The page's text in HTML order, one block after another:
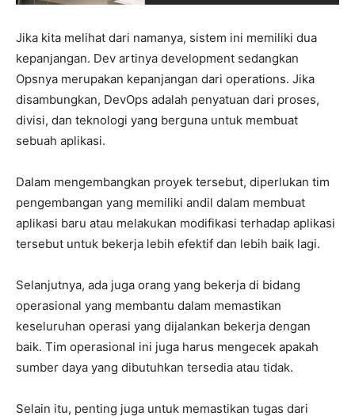
Jika kita melihat dari namanya, sistem ini memiliki dua
kepanjangan. Dev artinya development sedangkan
Opsnya merupakan kepanjangan dari operations. Jika
disambungkan, DevOps adalah penyatuan dari proses,
divisi, dan teknologi yang berguna untuk membuat
sebuah aplikasi.
Dalam mengembangkan proyek tersebut, diperlukan tim
pengembangan yang memiliki andil dalam membuat
aplikasi baru atau melakukan modifikasi terhadap aplikasi
tersebut untuk bekerja lebih efektif dan lebih baik lagi.
Selanjutnya, ada juga orang yang bekerja di bidang
operasional yang membantu dalam memastikan
keseluruhan operasi yang dijalankan bekerja dengan
baik. Tim operasional ini juga harus mengecek apakah
sumber daya yang dibutuhkan tersedia atau tidak.
Selain itu, penting juga untuk memastikan tugas dari